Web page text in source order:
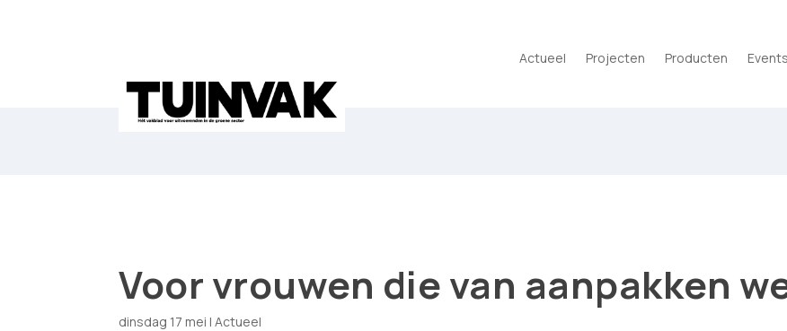
Actueel Projecten Producten Events
Voor vrouwen die van aanpakken
dinsdag 17 mei | Actueel